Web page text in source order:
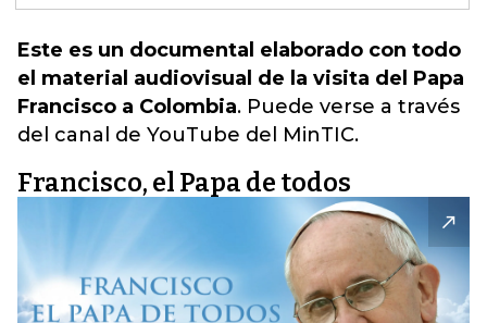
Este es un documental elaborado con todo
el material audiovisual de la visita del Papa
Francisco a Colombia. Puede verse a través
del canal de YouTube del MinTIC.
Francisco, el Papa de todos